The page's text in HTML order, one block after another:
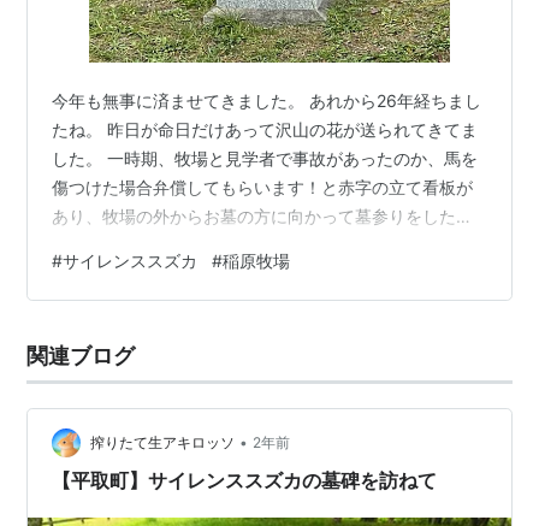
今年も無事に済ませてきました。 あれから26年経ちまし
たね。 昨日が命日だけあって沢山の花が送られてきてま
した。 一時期、牧場と見学者で事故があったのか、馬を
傷つけた場合弁償してもらいます！と赤字の立て看板が
あり、牧場の外からお墓の方に向かって墓参りをしたの
すくなりました（騒いでいいと言うわけではありませ
ん。ご好意で墓参りさせてもらってますので私語は慎し
げ馬、ゲートセンス、テンの早さは異常でしたよね。 ま
たあのような馬に出会いたいものです。 スズカが現役だ
#サイレンススズカ #稲原牧場
関連ブログ
搾りたて生アキロッソ • 2年前
【平取町】サイレンススズカの墓碑を訪ねて